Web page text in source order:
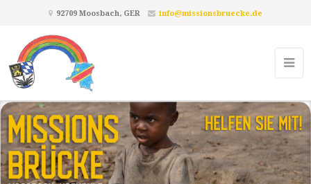
92709 Moosbach, GER info@missionsbruecke.de